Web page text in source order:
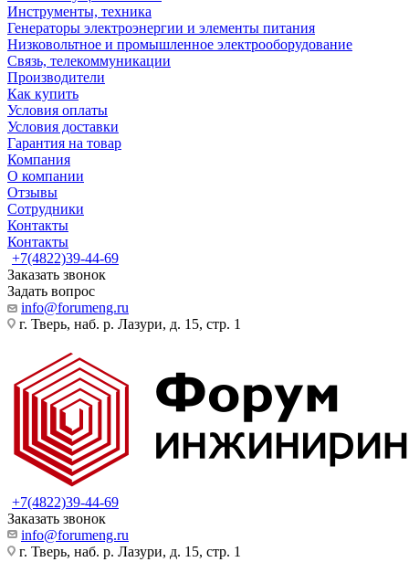
Инструменты, техника
Генераторы электроэнергии и элементы питания
Низковольтное и промышленное электрооборудование
Связь, телекоммуникации
Производители
Как купить
Условия оплаты
Условия доставки
Гарантия на товар
Компания
О компании
Отзывы
Сотрудники
Контакты
Контакты
+7(4822)39-44-69
Заказать звонок
Задать вопрос
info@forumeng.ru
г. Тверь, наб. р. Лазури, д. 15, стр. 1
+7(4822)39-44-69
Заказать звонок
info@forumeng.ru
г. Тверь, наб. р. Лазури, д. 15, стр. 1